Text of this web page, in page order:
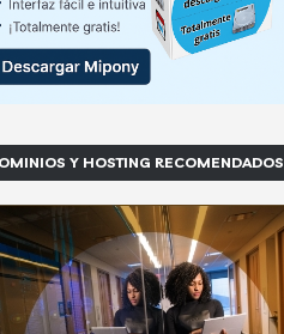
Y HOSTING RECOMENDADOS